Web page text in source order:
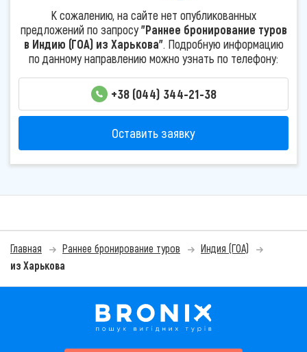
К сожалению, на сайте нет опубликованных
предложений по запросу"Раннее бронирование туров
в Индию (ГОА) из Харькова". Подробную информацию
по данному направлению можно узнать по телефону:
+38 (044) 344-21-38
Оставить заявку
Главная Раннее бронирование туров
Индия (ГОА)
из Харькова